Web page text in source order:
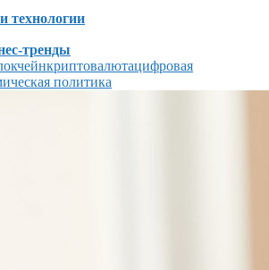
технологии
тренды
криптовалютацифровая
политика